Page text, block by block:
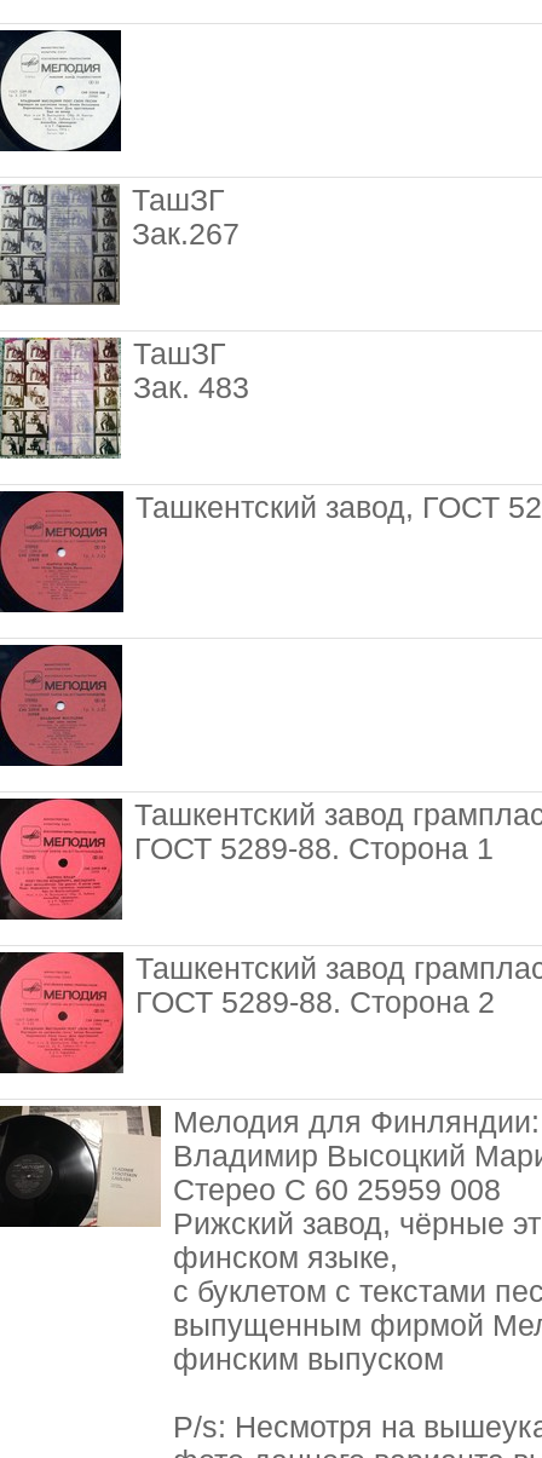
ТашЗГ
Зак.267
ТашЗГ
Зак. 483
Ташкентский завод, ГОСТ
Ташкентский завод
ГОСТ 5289-88. Сторона 1
Ташкентский завод
ГОСТ 5289-88. Сторона 2
Мелодия для Финляндии:
Владимир Высоцкий
Стерео С 60 25959 008
Рижский завод, чёрные
финском языке,
с буклетом с текстами
выпущенным фирмой
финским выпуском
P/s: Несмотря на